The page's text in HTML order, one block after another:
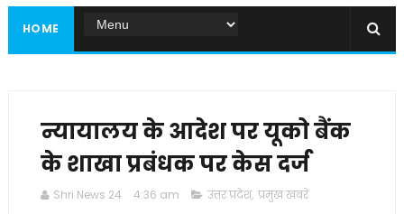
HOME
न्यायालय के आदेश पर यूको बैंक
के शाखा प्रबंधक पर केस दर्ज
Shri News 24 4:36 am उत्तर प्रदेश, प्रमुख खबरें